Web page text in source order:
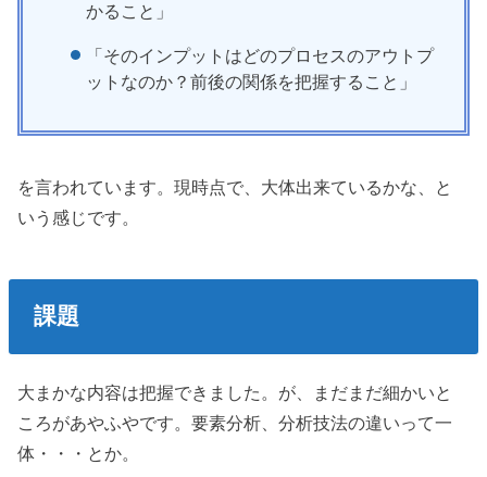
かること」
「そのインプットはどのプロセスのアウトプ
ットなのか？前後の関係を把握すること」
を言われています。現時点で、大体出来ているかな、と
いう感じです。
課題
大まかな内容は把握できました。が、まだまだ細かいと
ころがあやふやです。要素分析、分析技法の違いって一
体・・・とか。